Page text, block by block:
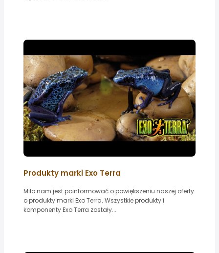
Produkty marki Exo Terra
Miło nam jest poinformować o powiększeniu naszej oferty
o produkty marki Exo Terra. Wszystkie produkty i
komponenty Exo Terra zostały...